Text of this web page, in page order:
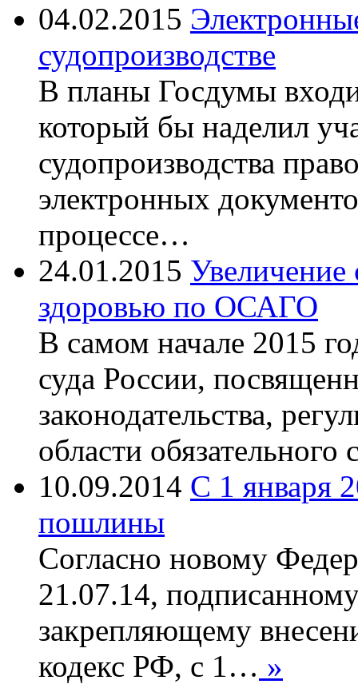
04.02.2015
судопроизводстве
В планы Госдумы
который бы наделил
судопроизводства
электронных
процессе…
24.01.2015 Увеличение
здоровью по ОСАГО
В самом начале 2015
суда России,
законодательства,
области
10.09.2014 С 1 января
пошлины
Согласно новому
21.07.14,
закрепляющему
кодекс РФ, с 1… »